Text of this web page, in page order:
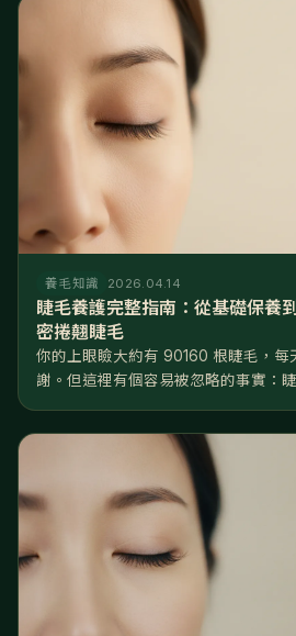
養毛知識 2026.04.14
睫毛養護完整指南：從基礎保養
密捲翹睫毛
你的上眼瞼大約有 90160 根睫毛，每
謝。但這裡有個容易被忽略的事實：